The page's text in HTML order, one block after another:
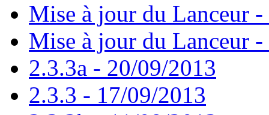
Mise à jour du Lanceur
Mise à jour du Lanceur
2.3.3a - 20/09/2013
2.3.3 - 17/09/2013